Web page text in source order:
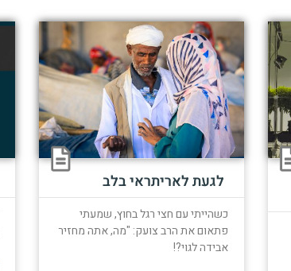
לגעת לאריתראי בלב
כשהייתי עם חצי רגל בחוץ, שמעתי
פתאום את הרב צועק: "מה, אתה מחזיר
אבידה לגוי?!